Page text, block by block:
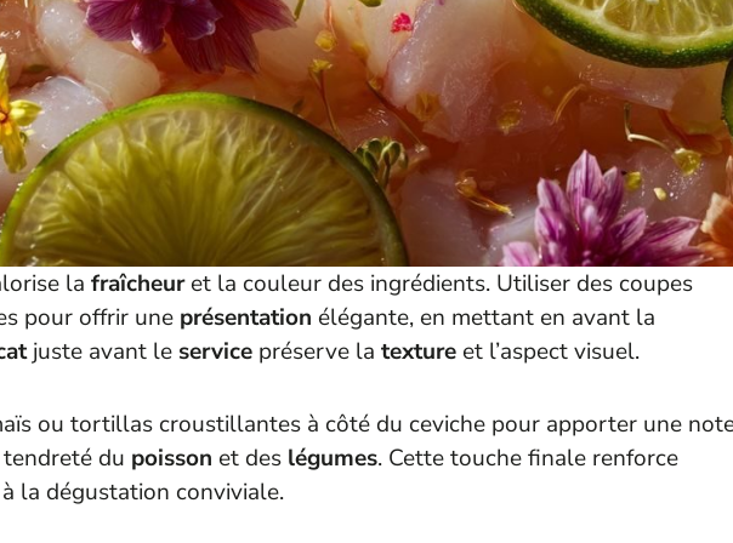
la fraîcheuret la couleur des ingrédients. Utiliser des coupes
pour offrir une présentation élégante, en mettant en avant la
juste avant le service préserve la texture et l’aspect visuel.
ou tortillas croustillantes à côté du ceviche pour apporter une
du poisson et des légumes. Cette touche finale renforce
la dégustation conviviale.